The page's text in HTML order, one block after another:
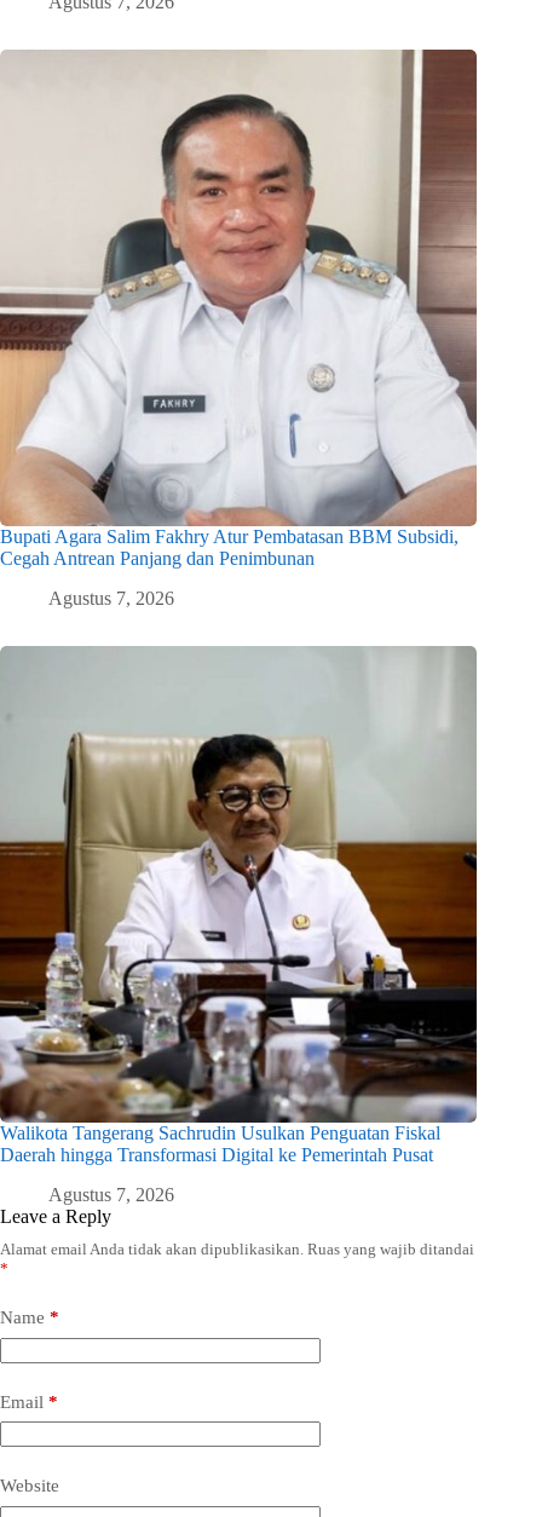
Bupati Agara Salim Fakhry Atur Pembatasan BBM Subsidi,
Cegah Antrean Panjang dan Penimbunan
Agustus 7, 2026
Walikota Tangerang Sachrudin Usulkan Penguatan Fiskal
Daerah hingga Transformasi Digital ke Pemerintah Pusat
Agustus 7, 2026
Leave a Reply
Alamat email Anda tidak akan dipublikasikan. Ruas yang wajib ditandai
*
Name *
Email *
Website